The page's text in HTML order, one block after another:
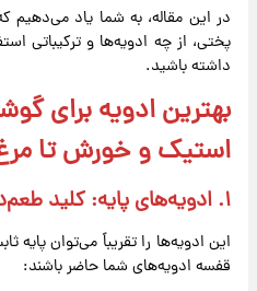
در این مقاله، به شما یاد
پختی، از چه ادویه‌ها و ترکیباتی
داشته باشید.
بهترین ادویه برای
استیک و خورش تا
۱. ادویه‌های پایه: کلید طعم‌دهی به همه گوشت‌ها
این ادویه‌ها را تقریباً می‌توان
قفسه ادویه‌های شما حاضر باشند: